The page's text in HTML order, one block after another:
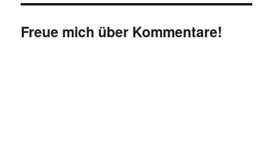
Freue mich über Kommentare!